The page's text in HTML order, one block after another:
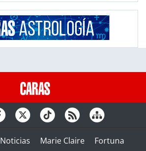
Noticias Marie Claire Fortuna